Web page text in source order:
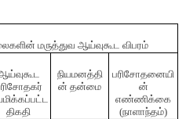
மருத்துவ ஆய்வுகூட விபரம்
திகதி
நியமனத்தி
ன் தன்மை
பரிசோதனையி
ன்
எண்ணிக்கை
(நாளாந்தம்)